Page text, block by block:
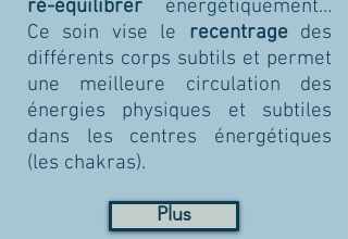
ré-équilibrer énergétiquement…
Ce soin vise le recentragedes
différents corps subtils et permet
une meilleure circulation des
énergies physiques et subtiles
dans les centres énergétiques
(les chakras).
Plus